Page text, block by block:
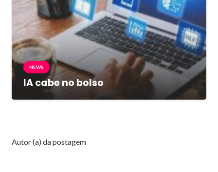
NEWS
IA cabe no bolso
Autor (a) da postagem